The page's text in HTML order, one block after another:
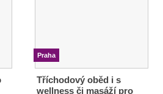
Praha
Tříchodový oběd i s
wellness či masáží pro